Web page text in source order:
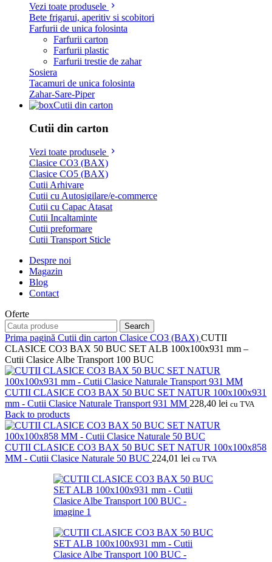
Vezi toate produsele
Bete frigarui, aperitiv si scobitori
Farfurii de unica folosinta
Farfurii carton
Farfurii plastic
Farfurii trestie de zahar
Sosiera
Tacamuri de unica folosinta
Zahar-Sare-Piper
Cutii din carton
Cutii din carton
Vezi toate produsele
Clasice CO3 (BAX)
Clasice CO5 (BAX)
Cutii Arhivare
Cutii cu Autosigilare/e-commerce
Cutii cu Capac Atasat
Cutii Incaltaminte
Cutii preformare
Cutii Transport Sticle
Despre noi
Magazin
Blog
Contact
Oferte
Search
Prima pagină Cutii din carton Clasice CO3 (BAX) CUTII
CLASICE CO3 BAX 50 BUC SET ALB 100x100x931 mm –
Cutii Clasice Albe Transport 100 BUC
CUTII CLASICE CO3 BAX 50 BUC SET NATUR 100x100x931
mm - Cutii Clasice Naturale Transport 931 MM 228,40 lei cu TVA
Back to products
CUTII CLASICE CO3 BAX 50 BUC SET NATUR 100x100x858
MM - Cutii Clasice Naturale 50 BUC 224,01 lei cu TVA